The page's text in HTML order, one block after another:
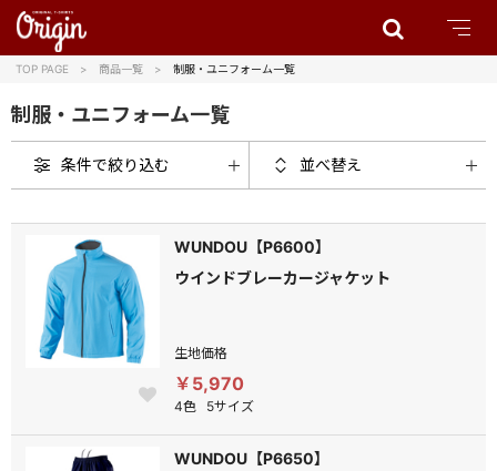
TOP PAGE 商品一覧 制服・ユニフォーム一覧
制服・ユニフォーム一覧
条件で絞り込む 並べ替え
WUNDOU【P6600】
ウインドブレーカージャケット
生地価格
￥5,970
4色 5サイズ
WUNDOU【P6650】